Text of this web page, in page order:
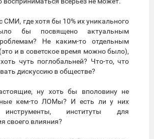
СМИ, где хотя бы 10% их уникального
бы посвящено актуальным
Не каким-то отдельным
и в советское время можно было),
чуть поглобальней? Что-то, что
дискуссию в обществе?
ну хоть бы вполовину не
кем-то ЛОМы? И есть ли у них
институты для
своего влияния?